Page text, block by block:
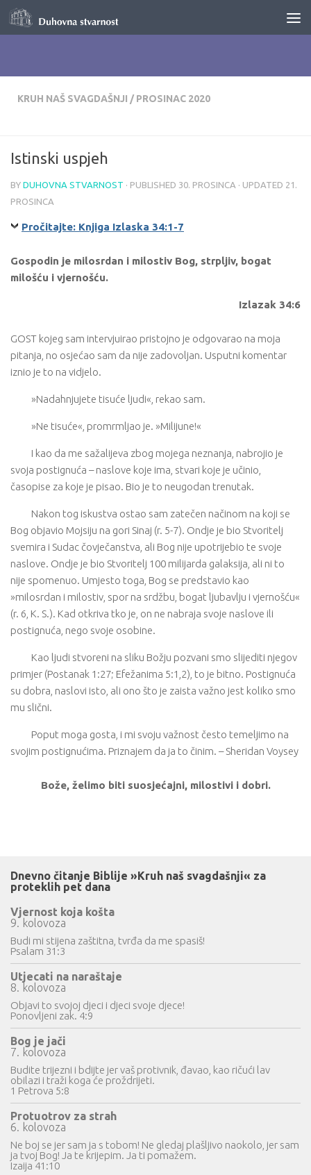
Skip to content
KRUH NAŠ SVAGDAŠNJI / PROSINAC 2020
Istinski uspjeh
BY DUHOVNA STVARNOST · PUBLISHED 30. PROSINCA · UPDATED 21.
PROSINCA
Pročitajte: Knjiga Izlaska 34:1-7
Gospodin je milosrdan i milostiv Bog, strpljiv, bogat
milošću i vjernošću.
Izlazak 34:6
GOST kojeg sam intervjuirao pristojno je odgovarao na moja
pitanja, no osjećao sam da nije zadovoljan. Usputni komentar
iznio je to na vidjelo.
»Nadahnjujete tisuće ljudi«, rekao sam.
»Ne tisuće«, promrmljao je. »Milijune!«
I kao da me sažalijeva zbog mojega neznanja, nabrojio je
svoja postignuća – naslove koje ima, stvari koje je učinio,
časopise za koje je pisao. Bio je to neugodan trenutak.
Nakon tog iskustva ostao sam zatečen načinom na koji se
Bog objavio Mojsiju na gori Sinaj (r. 5-7). Ondje je bio Stvoritelj
svemira i Sudac čovječanstva, ali Bog nije upotrijebio te svoje
naslove. Ondje je bio Stvoritelj 100 milijarda galaksija, ali ni to
nije spomenuo. Umjesto toga, Bog se predstavio kao
»milosrdan i milostiv, spor na srdžbu, bogat ljubavlju i vjernošću«
(r. 6, K. S.). Kad otkriva tko je, on ne nabraja svoje naslove ili
postignuća, nego svoje osobine.
Kao ljudi stvoreni na sliku Božju pozvani smo slijediti njegov
primjer (Postanak 1:27; Efežanima 5:1,2), to je bitno. Postignuća
su dobra, naslovi isto, ali ono što je zaista važno jest koliko smo
mu slični.
Poput moga gosta, i mi svoju važnost često temeljimo na
svojim postignućima. Priznajem da ja to činim. – Sheridan Voysey
Bože, želimo biti suosjećajni, milostivi i dobri.
Dnevno čitanje Biblije »Kruh naš svagdašnji« za
proteklih pet dana
Vjernost koja košta
9. kolovoza
Budi mi stijena zaštitna, tvrđa da me spasiš!
Psalam 31:3
Utjecati na naraštaje
8. kolovoza
Objavi to svojoj djeci i djeci svoje djece!
Ponovljeni zak. 4:9
Bog je jači
7. kolovoza
Budite trijezni i bdijte jer vaš protivnik, đavao, kao ričući lav
obilazi i traži koga će proždrijeti.
1 Petrova 5:8
Protuotrov za strah
6. kolovoza
Ne boj se jer sam ja s tobom! Ne gledaj plašljivo naokolo, jer sam
ja tvoj Bog! Ja te krijepim. Ja ti pomažem.
Izaija 41:10